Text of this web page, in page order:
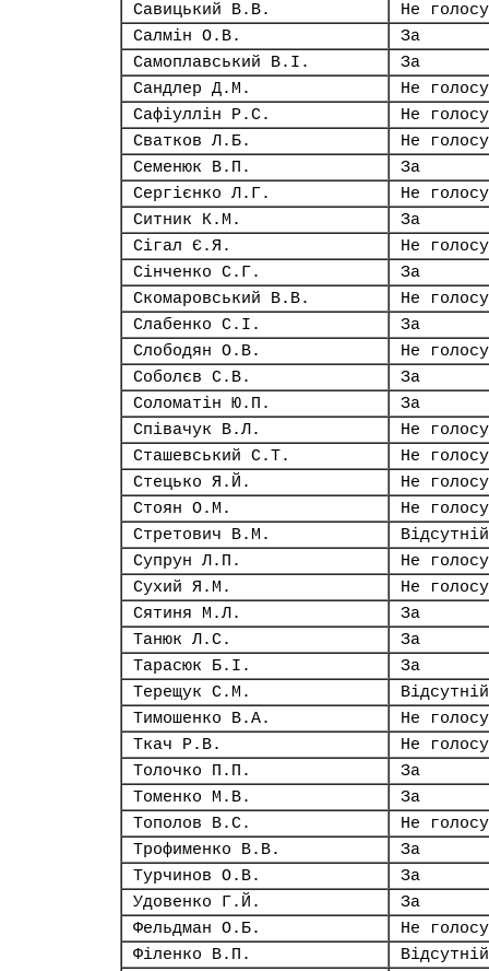
Савицький В.В.
Не
Салмін О.В.
За
Самоплавський В.І.
За
Сандлер Д.М.
Не
Сафіуллін Р.С.
Не
Сватков Л.Б.
Не
Семенюк В.П.
За
Сергієнко Л.Г.
Не
Ситник К.М.
За
Сігал Є.Я.
Не
Сінченко С.Г.
За
Скомаровський В.В.
Не
Слабенко С.І.
За
Слободян О.В.
Не
Соболєв С.В.
За
Соломатін Ю.П.
За
Співачук В.Л.
Не
Сташевський С.Т.
Не
Стецько Я.Й.
Не
Стоян О.М.
Не
Стретович В.М.
Відсутній
Супрун Л.П.
Не
Сухий Я.М.
Не
Сятиня М.Л.
За
Танюк Л.С.
За
Тарасюк Б.І.
За
Терещук С.М.
Відсутній
Тимошенко В.А.
Не
Ткач Р.В.
Не
Толочко П.П.
За
Томенко М.В.
За
Тополов В.С.
Не
Трофименко В.В.
За
Турчинов О.В.
За
Удовенко Г.Й.
За
Фельдман О.Б.
Не
Філенко В.П.
Відсутній